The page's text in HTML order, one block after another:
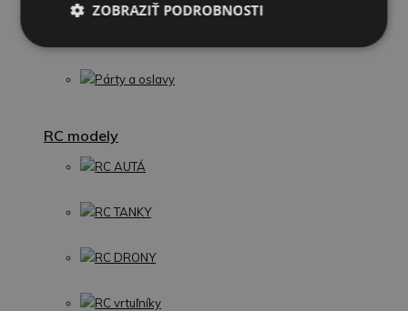
Párty a oslavy
RC modely
RC AUTÁ
RC TANKY
RC DRONY
RC vrtuľníky
ZOBRAZIŤ PODROBNOSTI